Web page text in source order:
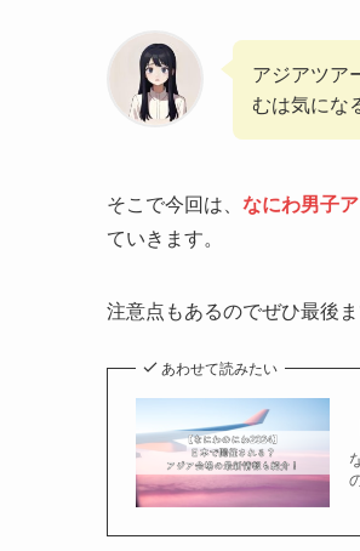
アジアツア
むは気にな
そこで今回は、 なにわ男子
ていきます。
注意点もあるのでぜひ最後ま
あわせて読みたい